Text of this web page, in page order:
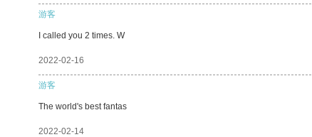
游客
I called you 2 times. W
2022-02-16
游客
The world's best fantas
2022-02-14